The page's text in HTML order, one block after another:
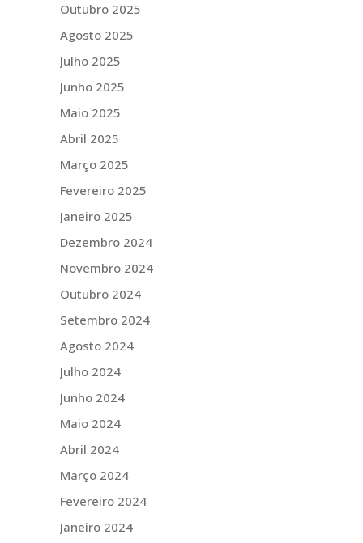
Outubro 2025
Agosto 2025
Julho 2025
Junho 2025
Maio 2025
Abril 2025
Março 2025
Fevereiro 2025
Janeiro 2025
Dezembro 2024
Novembro 2024
Outubro 2024
Setembro 2024
Agosto 2024
Julho 2024
Junho 2024
Maio 2024
Abril 2024
Março 2024
Fevereiro 2024
Janeiro 2024